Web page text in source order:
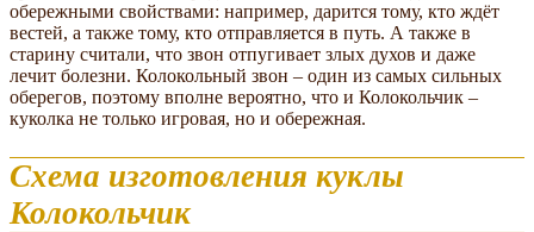
обережными свойствами: например, дарится тому, кто ждёт
вестей, а также тому, кто отправляется в путь. А также в
старину считали, что звон отпугивает злых духов и даже
лечит болезни. Колокольный звон – один из самых сильных
оберегов, поэтому вполне вероятно, что и Колокольчик –
куколка не только игровая, но и обережная.
Схема изготовления куклы
Колокольчик